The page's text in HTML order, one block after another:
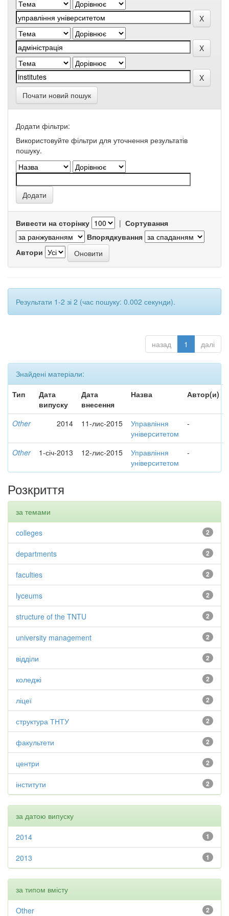
Почати новий пошук
Додати фільтри:
Використовуйте фільтри для уточнення результатів
пошуку.
Вивести на сторінку | Сортування
Впорядкування
Автори
Результати 1-2 зі 2 (час пошуку: 0.002 секунди).
назад 1 далі
Знайдені матеріали:
Тип
Дата
випуску
Дата
внесення
Назва Автор(и)
Other 2014 11-лис-2015
Управління
університетом
-
Other 1-січ-2013 12-лис-2015
Управління
університетом
-
Розкриття
за темами
2
colleges
2
departments
2
faculties
2
lyceums
2
structure of the TNTU
2
university management
2
відділи
2
коледжі
2
ліцеї
2
структура ТНТУ
2
факультети
2
центри
2
інститути
за датою випуску
1
2014
1
2013
за типом вмісту
2
Other